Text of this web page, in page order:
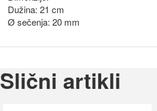
Dužina: 21 cm
Ø sečenja: 20 mm
Slični artikli